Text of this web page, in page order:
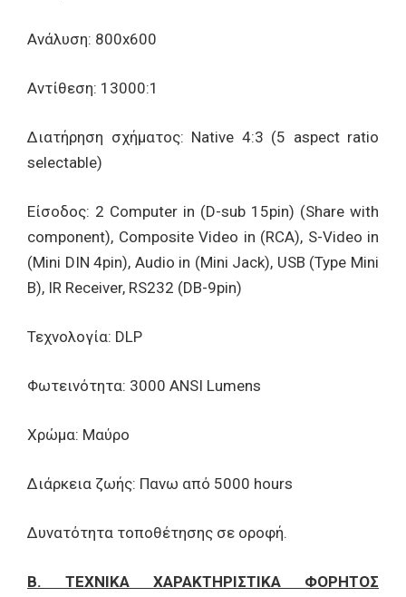
Ανάλυση: 800x600
Αντίθεση: 13000:1
Διατήρηση σχήματος: Native 4:3 (5 aspect ratio
selectable)
Είσοδος: 2 Computer in (D-sub 15pin) (Share with
component), Composite Video in (RCA), S-Video in
(Mini DIN 4pin), Audio in (Mini Jack), USB (Type Mini
B), IR Receiver, RS232 (DB-9pin)
Τεχνολογία: DLP
Φωτεινότητα: 3000 ANSI Lumens
Χρώμα: Μαύρο
Διάρκεια ζωής: Πανω από 5000 hours
Δυνατότητα τοποθέτησης σε οροφή.
Β. ΤΕΧΝΙΚΑ ΧΑΡΑΚΤΗΡΙΣΤΙΚΑ ΦΟΡΗΤΟΣ